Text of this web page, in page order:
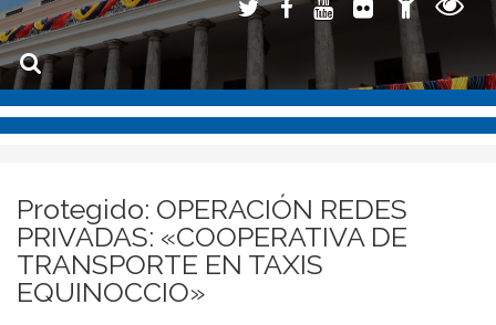
Protegido: OPERACIÓN REDES
PRIVADAS: «COOPERATIVA DE
TRANSPORTE EN TAXIS
EQUINOCCIO»